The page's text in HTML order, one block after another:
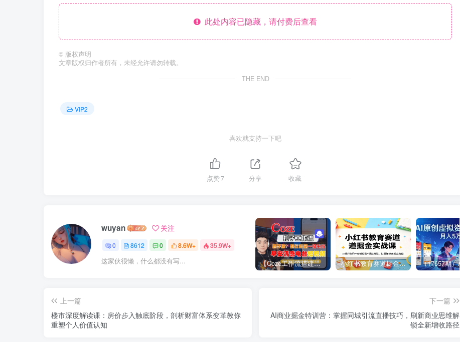
此处内容已隐藏，请付费后查看
© 版权声明
文章版权归作者所有，未经允许请勿转载。
THE END
VIP2
喜欢就支持一下吧
点赞7 分享 收藏
wuyan 关注
0 8612 0 8.6W+ 35.9W+
这家伙很懒，什么都没有写... 【Coze工作流搭建实操教程】【coze】早安情感电台日签视频还在手动做？用扣子工作流自动生成，省时90% 小红书教育赛道掘金实战课：AI课件制作+店铺运营+爆款笔记，打通知识变现全路径
上一篇
楼市深度解读课：房价步入触底阶段，剖析财富体系变革教你
重塑个人价值认知
下一篇
AI商业掘金特训营：掌握同城引流直播技巧，刷新商业思维解
锁全新增收路径